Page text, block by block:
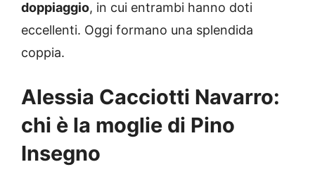
doppiaggio, in cui entrambi hanno doti
eccellenti. Oggi formano una splendida
coppia.
Alessia Cacciotti Navarro:
chi è la moglie di Pino
Insegno